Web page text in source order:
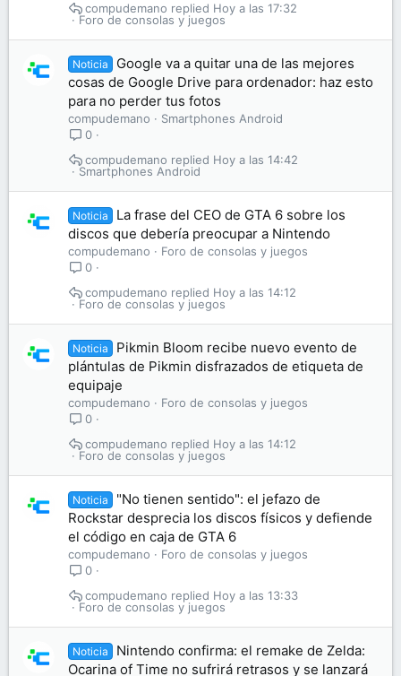
Foro de consolas y juegos
Hoy a las 17:32
compudemano
Noticia
Google va a quitar una de las mejores
cosas de Google Drive para ordenador: haz esto
para no perder tus fotos
compudemano
Smartphones Android
0
Smartphones Android
Hoy a las 14:42
compudemano
Noticia
La frase del CEO de GTA 6 sobre los
discos que debería preocupar a Nintendo
compudemano
Foro de consolas y juegos
0
Foro de consolas y juegos
Hoy a las 14:12
compudemano
Noticia
Pikmin Bloom recibe nuevo evento de
plántulas de Pikmin disfrazados de etiqueta de
equipaje
compudemano
Foro de consolas y juegos
0
Foro de consolas y juegos
Hoy a las 14:12
compudemano
Noticia
"No tienen sentido": el jefazo de
Rockstar desprecia los discos físicos y defiende
el código en caja de GTA 6
compudemano
Foro de consolas y juegos
0
Foro de consolas y juegos
Hoy a las 13:33
compudemano
Noticia
Nintendo confirma: el remake de Zelda:
Ocarina of Time no sufrirá retrasos y se lanzará